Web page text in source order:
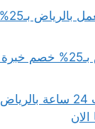
سباك شاطر بالرياض